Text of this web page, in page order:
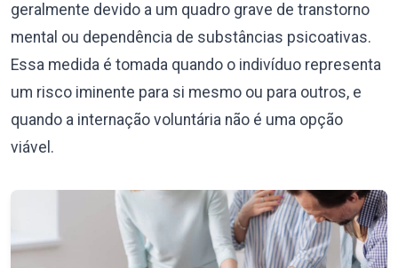
geralmente devido a um quadro grave de transtorno
mental ou dependência de substâncias psicoativas.
Essa medida é tomada quando o indivíduo representa
um risco iminente para si mesmo ou para outros, e
quando a internação voluntária não é uma opção
viável.